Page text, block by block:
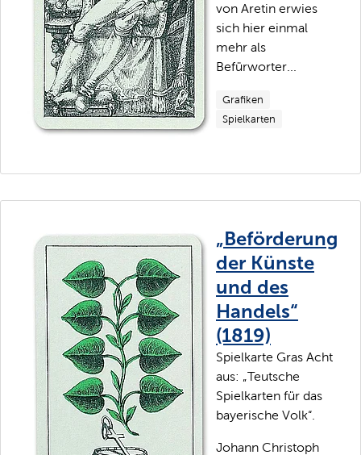
von Aretin erwies
sich hier einmal
mehr als
Befürworter...
Grafiken
Spielkarten
„Beförderung
der Künste
und des
Handels“
(1819)
Spielkarte Gras Acht
aus: „Teutsche
Spielkarten für das
bayerische Volk“.
Johann Christoph